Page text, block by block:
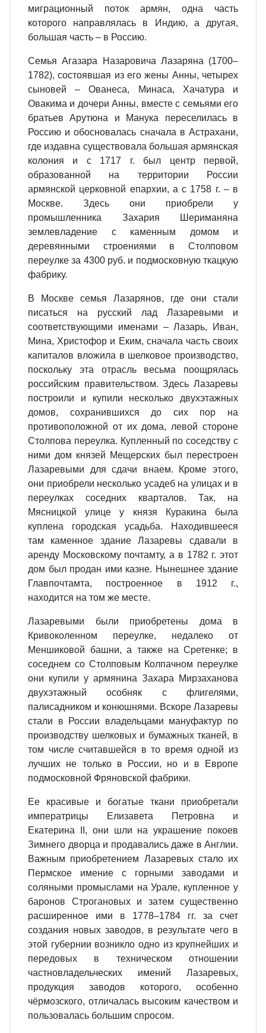
миграционный поток армян, одна часть
которого направлялась в Индию, а другая,
большая часть – в Россию.
Семья Агазара Назаровича Лазаряна (1700–
1782), состоявшая из его жены Анны, четырех
сыновей – Ованеса, Минаса, Хачатура и
Овакима и дочери Анны, вместе с семьями его
братьев Арутюна и Манука переселилась в
Россию и обосновалась сначала в Астрахани,
где издавна существовала большая армянская
колония и с 1717 г. был центр первой,
образованной на территории России
армянской церковной епархии, а с 1758 г. – в
Москве. Здесь они приобрели у
промышленника Захария Шериманяна
землевладение с каменным домом и
деревянными строениями в Столповом
переулке за 4300 руб. и подмосковную ткацкую
фабрику.
В Москве семья Лазарянов, где они стали
писаться на русский лад Лазаревыми и
соответствующими именами – Лазарь, Иван,
Мина, Христофор и Еким, сначала часть своих
капиталов вложила в шелковое производство,
поскольку эта отрасль весьма поощрялась
российским правительством. Здесь Лазаревы
построили и купили несколько двухэтажных
домов, сохранившихся до сих пор на
противоположной от их дома, левой стороне
Столпова переулка. Купленный по соседству с
ними дом князей Мещерских был перестроен
Лазаревыми для сдачи внаем. Кроме этого,
они приобрели несколько усадеб на улицах и в
переулках соседних кварталов. Так, на
Мясницкой улице у князя Куракина была
куплена городская усадьба. Находившееся
там каменное здание Лазаревы сдавали в
аренду Московскому почтамту, а в 1782 г. этот
дом был продан ими казне. Нынешнее здание
Главпочтамта, построенное в 1912 г.,
находится на том же месте.
Лазаревыми были приобретены дома в
Кривоколенном переулке, недалеко от
Меншиковой башни, а также на Сретенке; в
соседнем со Столповым Колпачном переулке
они купили у армянина Захара Мирзаханова
двухэтажный особняк с флигелями,
палисадником и конюшнями. Вскоре Лазаревы
стали в России владельцами мануфактур по
производству шелковых и бумажных тканей, в
том числе считавшейся в то время одной из
лучших не только в России, но и в Европе
подмосковной Фряновской фабрики.
Ее красивые и богатые ткани приобретали
императрицы Елизавета Петровна и
Екатерина II, они шли на украшение покоев
Зимнего дворца и продавались даже в Англии.
Важным приобретением Лазаревых стало их
Пермское имение с горными заводами и
соляными промыслами на Урале, купленное у
баронов Строгановых и затем существенно
расширенное ими в 1778–1784 гг. за счет
создания новых заводов, в результате чего в
этой губернии возникло одно из крупнейших и
передовых в техническом отношении
частновладельческих имений Лазаревых,
продукция заводов которого, особенно
чёрмозского, отличалась высоким качеством и
пользовалась большим спросом.